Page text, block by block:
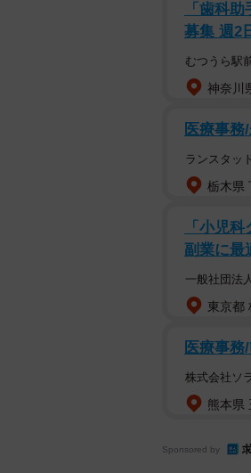
「歯科
募集 週2
むつうら駅
神奈川
医療事
ランスタッ
栃木県
「小児
副業に最
一般社団法
東京都
医療事務
株式会社ソ
熊本県
Sponsored by